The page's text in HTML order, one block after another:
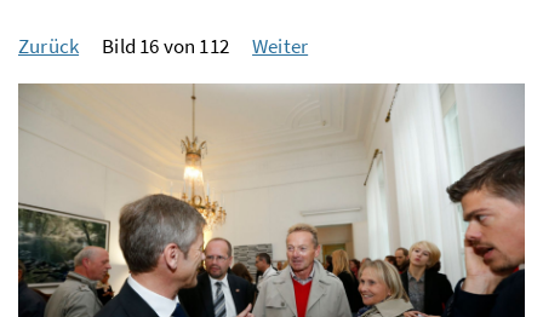
Zurück Bild 16 von 112 Weiter